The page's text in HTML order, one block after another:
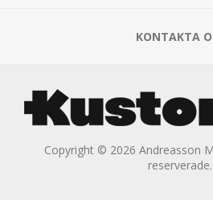
KONTAKTA
Copyright © 2026 Andreasson
reserverade.